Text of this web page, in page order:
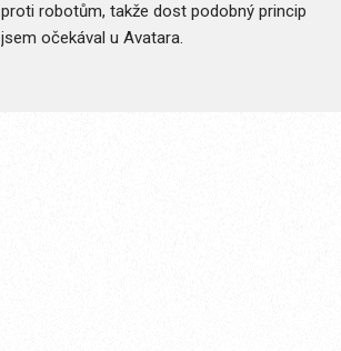
proti robotům, takže dost podobný princip
jsem očekával u Avatara.